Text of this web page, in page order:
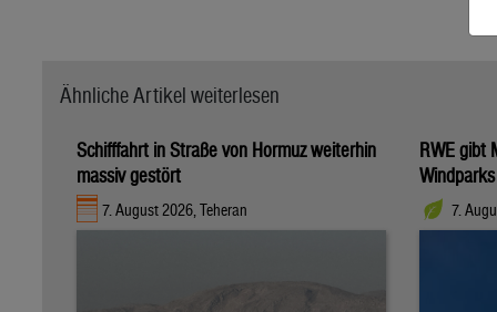
Ähnliche Artikel weiterlesen
Schifffahrt in Straße von Hormuz weiterhin
massiv gestört
7. August 2026, Teheran
RWE gibt
7.